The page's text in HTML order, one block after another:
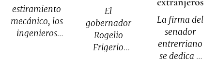
estiramiento
mecánico, los
ingenieros
El
gobernador
Rogelio
Frigerio
La firma del
senador
entrerriano
se dedica a